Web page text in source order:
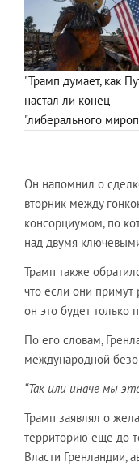
"Трамп думает, как
настал ли конец
"либерального
Он напомнил о
вторник между
консорциумом, по
над двумя
Трамп также
что если они
он это будет только
По его словам,
международной
“Так или иначе мы
Трамп заявлял о
территорию еще до
Власти Гренландии,